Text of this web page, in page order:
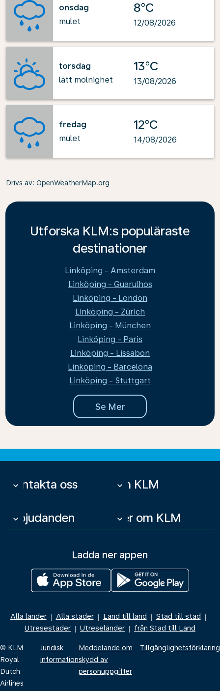
onsdag
mulet
8°C
12/08/2026
torsdag
lätt molnighet
13°C
13/08/2026
fredag
mulet
12°C
14/08/2026
Drivs av: OpenWeatherMap.org
Utforska KLM:s populäraste
destinationer
Linköping - Amsterdam
Linköping - Guarulhos
Linköping - London
Linköping - Zürich
Linköping - München
Linköping - Paris
Linköping - Lissabon
Linköping - Barcelona
Linköping - Stuttgart
Se Mer
Kontakta oss
keyboard_arrow_down Om KLM
keyboard_arrow_down
Erbjudanden
keyboard_arrow_down Mer om KLM
keyboard_arrow_down
Ladda ner appen
Alla länder | Alla städer | Land till land | Stad till stad |
Utresestäder | Utreseländer | från Stad till Land
© KLM
Royal
Dutch
Airlines
Juridisk
information
Meddelande om
skydd av
personuppgifter
Tillgänglighetsförklaring